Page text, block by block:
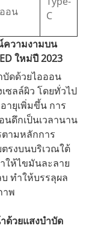
อน
C
วามงามบน
ใหม่ปี 2023
ดด้วยไอออน
ซลล์ผิว โดยทั่วไป
ายุเพิ่มขึ้น การ
นดึกเป็นเวลานาน
ตามหลักการ
รงบนบริเวณใต้
ให้ไขมันละลาย
ทำให้บรรลุผล
าพ
ด้วยแสงบำบัด